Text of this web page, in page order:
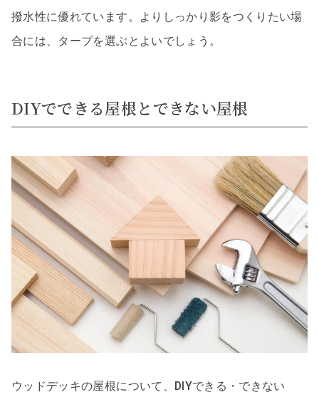
撥水性に優れています。よりしっかり影をつくりたい場
合には、タープを選ぶとよいでしょう。
DIYでできる屋根とできない屋根
ウッドデッキの屋根について、DIYできる・できない